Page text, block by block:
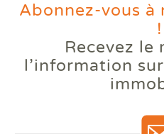
Votre logement
chaud l'été ?
phénomène des
Abonnez-vous
!
Recevez le
l’information